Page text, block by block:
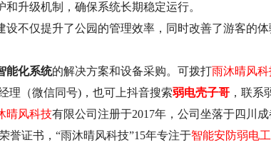
升级机制，确保系统长期稳定运行。
设不仅提升了公园的管理效率，同时改善了游客的
能化系统的解决方案和设备采购。可拨打雨沐晴风科
理（微信同号)，也可上抖音搜索弱电壳子哥 ，联系
晴风科技有限公司注册于2017年，公司坐落于四川
誉证书，“雨沐晴风科技”15年专注于智能安防弱电